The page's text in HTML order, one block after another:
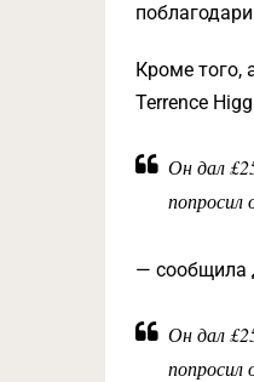
Кроме того,
Terrence
Он дал
попросил
— сообщила
Он дал
попросил